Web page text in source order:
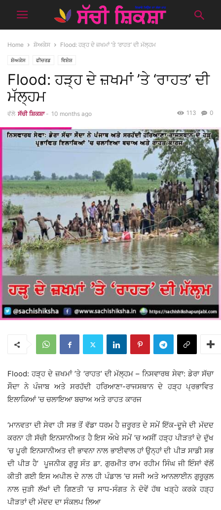
Home ਸ਼ੋਅਕੇਸ Flood: ਹੜ੍ਹ ਦੇ ਜ਼ਖਮਾਂ ’ਤੇ ‘ਰਾਹਤ’ ਦੀ ਮੱਲ੍ਹਮ
ਸ਼ੋਅਕੇਸ ਫੀਚਰਡ ਵਿਸ਼ੇਸ਼
Flood: ਹੜ੍ਹ ਦੇ ਜ਼ਖਮਾਂ ’ਤੇ ‘ਰਾਹਤ’ ਦੀ
ਮੱਲ੍ਹਮ
ਵੱਲੋ ਸੱਚੀ ਸ਼ਿਕਸ਼ਾ - 10 months ago 0
113
Flood: ਹੜ੍ਹ ਦੇ ਜ਼ਖਮਾਂ ’ਤੇ ‘ਰਾਹਤ’ ਦੀ ਮੱਲ੍ਹਮ – ਨਿਸਵਾਰਥ ਸੇਵਾ: ਡੇਰਾ ਸੱਚਾ
ਸੌਦਾ ਨੇ ਪੰਜਾਬ ਅਤੇ ਸਰਹੱਦੀ ਹਰਿਆਣਾ-ਰਾਜਸਥਾਨ ਦੇ ਹੜ੍ਹ ਪ੍ਰਭਾਵਿਤ
ਇਲਾਕਿਆਂ ’ਚ ਚਲਾਇਆ ਬਚਾਅ ਅਤੇ ਰਾਹਤ ਕਾਰਜ
‘ਮਾਨਵਤਾ ਦੀ ਸੇਵਾ ਹੀ ਸਭ ਤੋਂ ਵੱਡਾ ਧਰਮ ਹੈ ਜ਼ਰੂਰਤ ਦੇ ਸਮੇਂ ਇੱਕ-ਦੂਜੇ ਦੀ ਮੱਦਦ
ਕਰਨਾ ਹੀ ਸੱਚੀ ਇਨਸਾਨੀਅਤ ਹੈ ਇਸ ਔਖੇ ਸਮੇਂ ’ਚ ਅਸੀਂ ਹੜ੍ਹ ਪੀੜਤਾਂ ਦੇ ਦੁੱਖ
’ਚ ਪੂਰੀ ਇਨਸਾਨੀਅਤ ਦੀ ਭਾਵਨਾ ਨਾਲ ਭਾਈਵਾਲ ਹਾਂ ਉਨ੍ਹਾਂ ਦੀ ਪੀੜ ਸਾਡੀ ਸਭ
ਦੀ ਪੀੜ ਹੈ’ ਪੂਜਨੀਕ ਗੁਰੂ ਸੰਤ ਡਾ. ਗੁਰਮੀਤ ਰਾਮ ਰਹੀਮ ਸਿੰਘ ਜੀ ਇੰਸਾਂ ਵੱਲੋਂ
ਕੀਤੀ ਗਈ ਇਸ ਅਪੀਲ ਦੇ ਨਾਲ ਹੀ ਪੰਡਾਲ ’ਚ ਸਜੀ ਅਤੇ ਆਨਲਾਈਨ ਗੁਰੂਕੁਲ
ਨਾਲ ਜੁੜੀ ਲੱਖਾਂ ਦੀ ਗਿਣਤੀ ’ਚ ਸਾਧ-ਸੰਗਤ ਨੇ ਦੋਵੇਂ ਹੱਥ ਖੜ੍ਹੇ ਕਰਕੇ ਹੜ੍ਹ
ਪੀੜਤਾਂ ਦੀ ਮੱਦਦ ਦਾ ਸੰਕਲਪ ਲਿਆ